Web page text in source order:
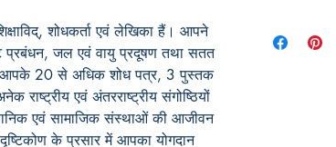
शिक्षाविद्, शोधकर्ता एवं लेखिका हैं। आपने
प्रबंधन, जल एवं वायु प्रदूषण तथा सतत
आपके 20 से अधिक शोध पत्र, 3 पुस्तक
एवं अंतरराष्ट्रीय संगोष्ठियों
एवं सामाजिक संस्थाओं की आजीवन
के प्रसार में आपका योगदान